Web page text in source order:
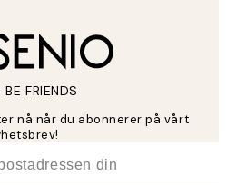
BE FRIENDS
nå når du abonnerer på vårt